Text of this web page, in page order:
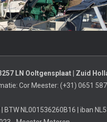
LN Ooltgensplaat | Zuid
Cor Meester: (+31) 0651
BTW NL001536260B16 | iban